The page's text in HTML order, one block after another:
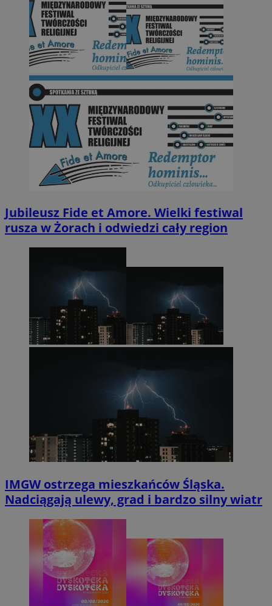
Jubileusz Fide et Amore. Wielki festiwal
rusza w Żorach i odwiedzi cały region
IMGW ostrzega mieszkańców Śląska.
Nadciągają ulewy, grad i bardzo silny wiatr